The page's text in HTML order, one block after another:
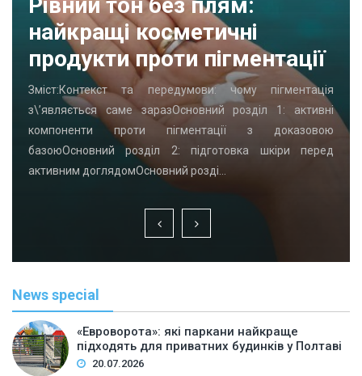
найкращі косметичні
продукти проти пігментації
Зміст:Контекст та передумови: чому пігментація
з\’являється саме заразОсновний розділ 1: активні
компоненти проти пігментації з доказовою
базоюОсновний розділ 2: підготовка шкіри перед
активним доглядомОсновний розді…
News special
«Евроворота»: які паркани найкраще
підходять для приватних будинків у Полтаві
20.07.2026